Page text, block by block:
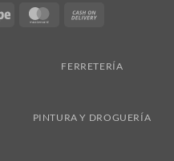
Stripe MasterCard
FERRETERÍA
PINTURA Y DROGUERÍA